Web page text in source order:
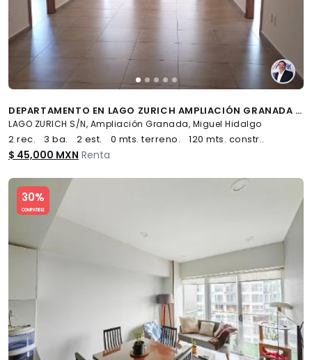
DEPARTAMENTO EN LAGO ZURICH AMPLIACIÓN GRANADA MIGUEL HIDALGO CDMX - (34)
LAGO ZURICH S/N, Ampliación Granada, Miguel Hidalgo
2 rec. 3 ba. 2 est. 0 mts. terreno. 120 mts. constr..
$ 45,000 MXN Renta
30%
COMPATIBLE
Slide 1 of 5